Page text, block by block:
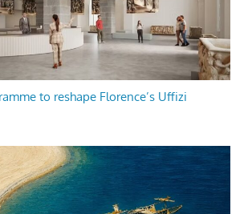
to reshape Florence’s Uffizi